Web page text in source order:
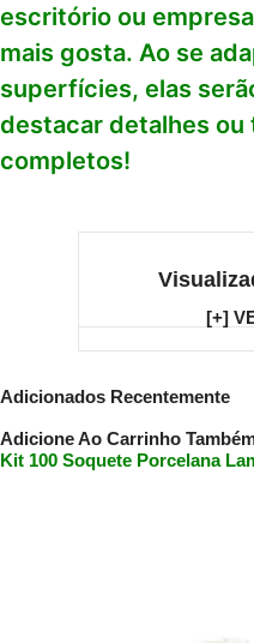
escritório ou
mais gosta. Ao se
superfícies, elas
destacar detalhes
completos!
[+]
Adicionados Recentemente
Adicione Ao Carrinho
Kit 100 Soquete Porcelana